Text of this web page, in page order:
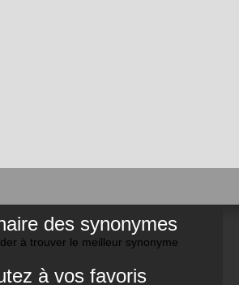
des synonymes
à trouver le meilleur synonyme
à vos favoris